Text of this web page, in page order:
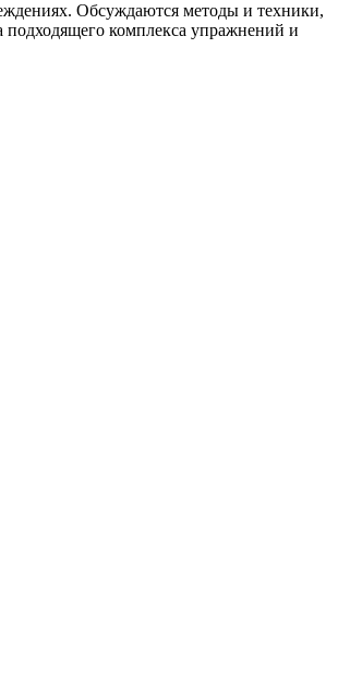
Обсуждаются методы и техники,
подходящего комплекса упражнений и